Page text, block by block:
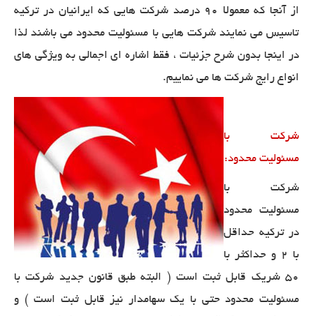
از آنجا که معمولا ۹۰ درصد شرکت هایی که ایرانیان در ترکیه
تاسیس می نمایند شرکت هایی با مسئولیت محدود می باشند لذا
در اینجا بدون شرح جزئیات ، فقط اشاره ای اجمالی به ویژگی های
انواع رایج شرکت ها می نماییم.
شرکت با
مسئولیت محدود:
شرکت با
مسئولیت محدود
در ترکیه حداقل
با 2 و حداکثر با
۵۰ شریک قابل ثبت است ( البته طبق قانون جدید شرکت با
مسئولیت محدود حتی با یک سهامدار نیز قابل ثبت است ) و